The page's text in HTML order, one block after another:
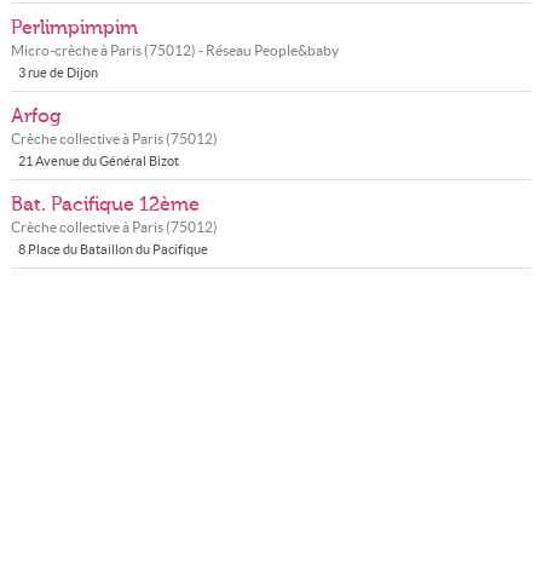
Perlimpimpim
Micro-crèche à Paris(75012) - Réseau People&baby
3 rue de Dijon
Arfog
Crèche collective à Paris(75012)
21 Avenue du Général Bizot
Bat. Pacifique 12ème
Crèche collective à Paris(75012)
8 Place du Bataillon du Pacifique